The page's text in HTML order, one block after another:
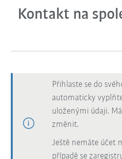
Kontakt na
Přihlaste se do
automaticky
uloženými údaji.
změnit.
Ještě nemáte účet
případě se